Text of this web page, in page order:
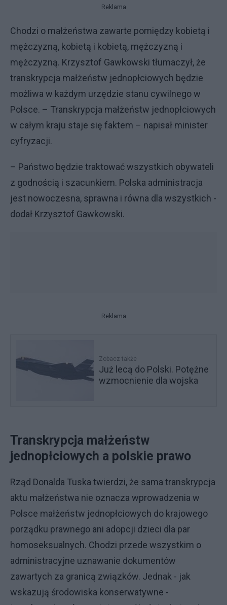
Reklama
Chodzi o małżeństwa zawarte pomiędzy kobietą i
mężczyzną, kobietą i kobietą, mężczyzną i
mężczyzną. Krzysztof Gawkowski tłumaczył, że
transkrypcja małżeństw jednopłciowych będzie
możliwa w każdym urzędzie stanu cywilnego w
Polsce. – Transkrypcja małżeństw jednopłciowych
w całym kraju staje się faktem – napisał minister
cyfryzacji.
– Państwo będzie traktować wszystkich obywateli
z godnością i szacunkiem. Polska administracja
jest nowoczesna, sprawna i równa dla wszystkich -
dodał Krzysztof Gawkowski.
Reklama
Zobacz także
Już lecą do Polski. Potężne
wzmocnienie dla wojska
Transkrypcja małżeństw
jednopłciowych a polskie prawo
Rząd Donalda Tuska twierdzi, że sama transkrypcja
aktu małżeństwa nie oznacza wprowadzenia w
Polsce małżeństw jednopłciowych do krajowego
porządku prawnego ani adopcji dzieci dla par
homoseksualnych. Chodzi przede wszystkim o
administracyjne uznawanie dokumentów
zawartych za granicą związków. Jednak - jak
wskazują środowiska konserwatywne -